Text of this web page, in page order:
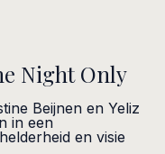
Night Only
Beijnen en Yeliz
in een
en visie